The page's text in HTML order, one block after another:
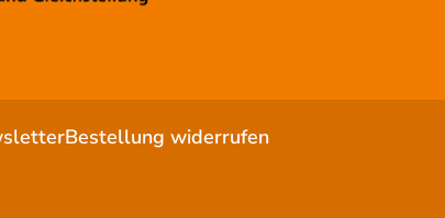
Bestellung widerrufen